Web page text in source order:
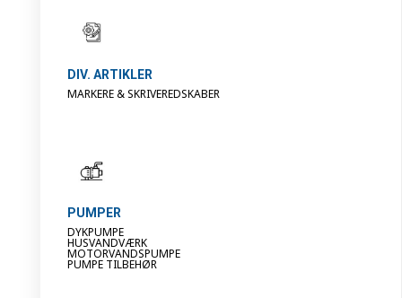
DIV. ARTIKLER
MARKERE & SKRIVEREDSKABER
PUMPER
DYKPUMPE
HUSVANDVÆRK
MOTORVANDSPUMPE
PUMPE TILBEHØR